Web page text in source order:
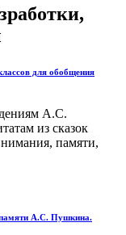
для обобщения
А.С.
из сказок
памяти,
А.С. Пушкина.